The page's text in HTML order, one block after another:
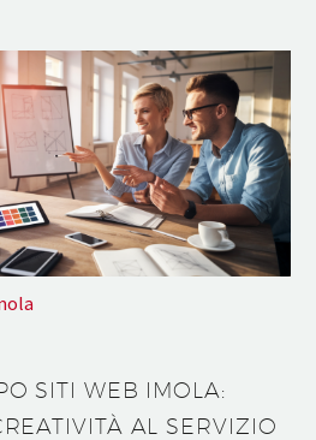
SITI WEB IMOLA:
AL SERVIZIO